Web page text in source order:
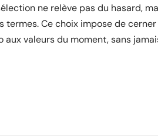
ne relève pas du hasard,
termes. Ce choix impose de
valeurs du moment, sans